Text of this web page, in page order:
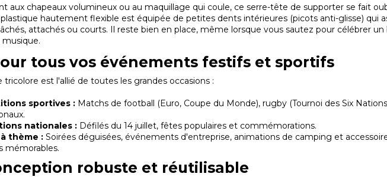
aux chapeaux volumineux ou au maquillage qui coule, ce serre-tête de supporter se fait
hautement flexible est équipée de petites dents intérieures (picots anti-glisse) qui
attachés ou courts. Il reste bien en place, même lorsque vous sautez pour célébrer
tous vos événements festifs et sportifs
tricolore est l'allié de toutes les grandes occasions :
sportives : Matchs de football (Euro, Coupe du Monde), rugby (Tournoi des Six
nationales : Défilés du 14 juillet, fêtes populaires et commémorations.
thème : Soirées déguisées, événements d'entreprise, animations de camping et
mémorables.
robuste et réutilisable